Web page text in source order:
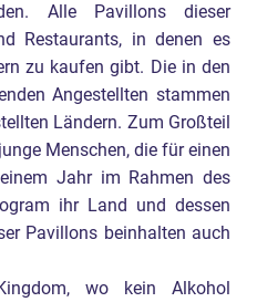
Alle Pavillons dieser
Restaurants, in denen es
zu kaufen gibt. Die in den
Angestellten stammen
Ländern. Zum Großteil
Menschen, die für einen
Jahr im Rahmen des
ihr Land und dessen
Pavillons beinhalten auch
wo kein Alkohol